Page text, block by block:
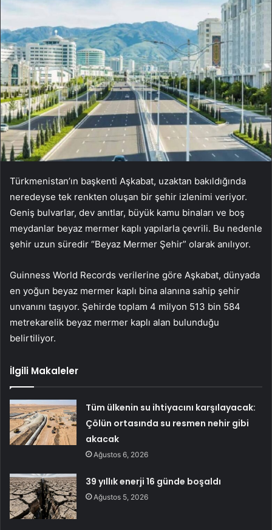
Türkmenistan’ın başkenti Aşkabat, uzaktan bakıldığında
neredeyse tek renkten oluşan bir şehir izlenimi veriyor.
Geniş bulvarlar, dev anıtlar, büyük kamu binaları ve boş
meydanlar beyaz mermer kaplı yapılarla çevrili. Bu nedenle
şehir uzun süredir “Beyaz Mermer Şehir” olarak anılıyor.
Guinness World Records verilerine göre Aşkabat, dünyada
en yoğun beyaz mermer kaplı bina alanına sahip şehir
unvanını taşıyor. Şehirde toplam 4 milyon 513 bin 584
metrekarelik beyaz mermer kaplı alan bulunduğu
belirtiliyor.
İlgili Makaleler
Tüm ülkenin su ihtiyacını karşılayacak:
Çölün ortasında su resmen nehir gibi
akacak
Ağustos 6, 2026
39 yıllık enerji 16 günde boşaldı
Ağustos 5, 2026